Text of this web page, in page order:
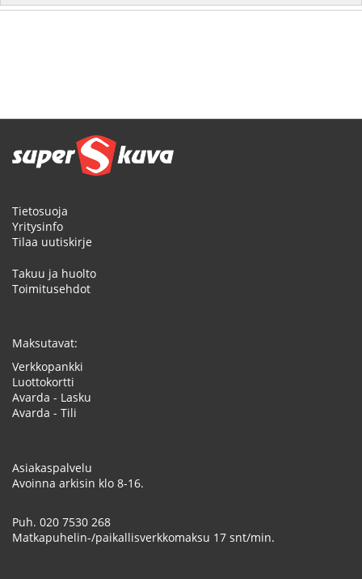
Tietosuoja
Yritysinfo
Tilaa uutiskirje
Takuu ja huolto
Toimitusehdot
Maksutavat:
Verkkopankki
Luottokortti
Avarda - Lasku
Avarda - Tili
Asiakaspalvelu
Avoinna arkisin klo 8-16.
Puh. 020 7530 268
Matkapuhelin-/paikallisverkkomaksu 17 snt/min.